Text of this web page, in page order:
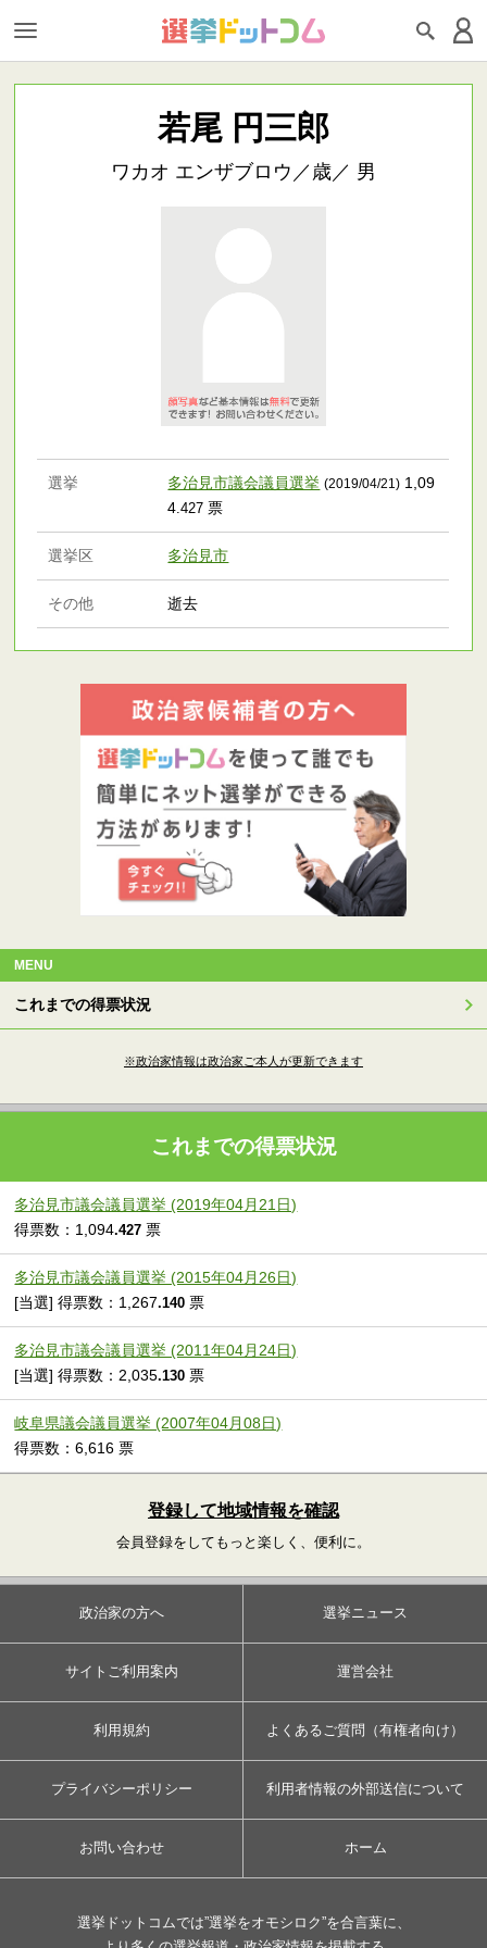
若尾 円三郎
ワカオ エンザブロウ／歳／ 男
選挙 多治見市議会議員選挙 (2019/04/21) 1,09
4.427 票
選挙区 多治見市
その他 逝去
MENU
これまでの得票状況
※政治家情報は政治家ご本人が更新できます
これまでの得票状況
多治見市議会議員選挙 (2019年04月21日)
得票数：1,094.427 票
多治見市議会議員選挙 (2015年04月26日)
[当選] 得票数：1,267.140 票
多治見市議会議員選挙 (2011年04月24日)
[当選] 得票数：2,035.130 票
岐阜県議会議員選挙 (2007年04月08日)
得票数：6,616 票
登録して地域情報を確認
会員登録をしてもっと楽しく、便利に。
政治家の方へ 選挙ニュース
サイトご利用案内 運営会社
利用規約 よくあるご質問（有権者向け）
プライバシーポリシー 利用者情報の外部送信について
お問い合わせ ホーム
選挙ドットコムでは”選挙をオモシロク”を合言葉に、